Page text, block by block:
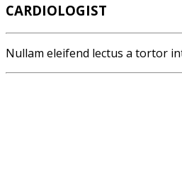
CARDIOLOGIST
Nullam eleifend lectus a tortor